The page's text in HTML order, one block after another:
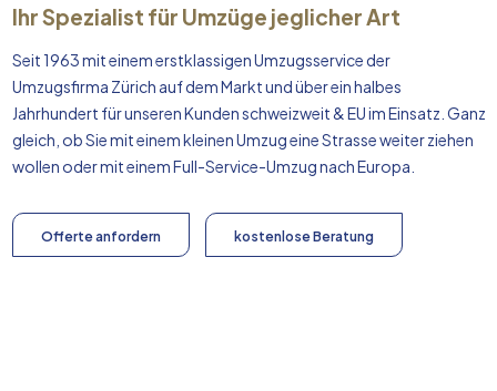
Ihr Spezialist für Umzüge jeglicher Art
Seit 1963 mit einem erstklassigen Umzugsservice der
Umzugsfirma Zürich auf dem Markt und über ein halbes
Jahrhundert für unseren Kunden schweizweit & EU im Einsatz. Ganz
gleich, ob Sie mit einem kleinen Umzug eine Strasse weiter ziehen
wollen oder mit einem Full-Service-Umzug nachEuropa
Offerte anfordern kostenlose Beratung